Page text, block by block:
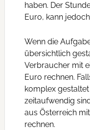
haben. Der
Euro, kann
Wenn die
übersichtlich
Verbraucher mit
Euro rechnen.
komplex
zeitaufwendig
aus Österreich
rechnen.